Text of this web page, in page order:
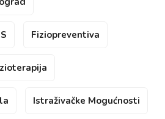
Fiziopreventiva
Istraživačke Mogućnosti